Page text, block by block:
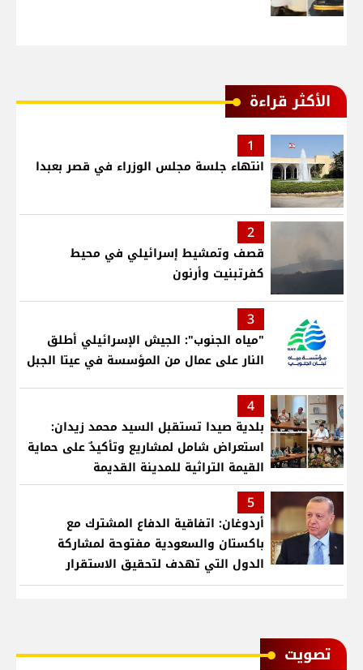
الأكثر قراءة
1
انتهاء جلسة مجلس الوزراء في قصر بعبدا
2
قصف وتمشيط إسرائيلي في محيط
كفرتبنيت وأرنون
3
"مياه الجنوب": الجيش الإسرائيلي أطلق
النار على عمال من المؤسسة في عيتا الجبل
4
بلدية صيدا تستقبل السيد محمد زيدان:
استعراض شامل لمشاريع وتأكيدٌ على حماية
القيمة التراثية للمدينة القديمة
5
أردوغان: اتفاقية الدفاع المشترك مع
باكستان والسعودية مفتوحة لمشاركة
الدول التي تهدف لتحقيق الاستقرار
بمنطقتنا
ﺗﺼﻮﻳﺖ